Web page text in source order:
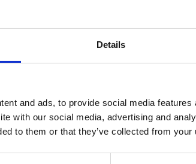
Details
and ads, to provide social media
with our social media, advertising and
to them or that they’ve collected from
erreichen Sie das "Ekobyn" - vier schöne
Schritte vom Seeufer entfernt! Ein
gleichzeitig vielen tollen Ausflugs- und
was man braucht um sich wohlzufühlen!
am Feuer. Eine Küche mit Essplatz für
Schlafzimmer mit Doppelbett, ein
Nur 100 Meter zum See!
WLAN inklusive
Nichtraucherhaus